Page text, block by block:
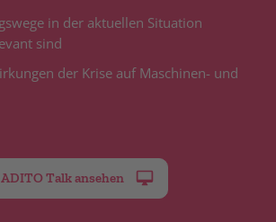
in der aktuellen Situation
sind
der Krise auf Maschinen- und
ADITO Talk ansehen